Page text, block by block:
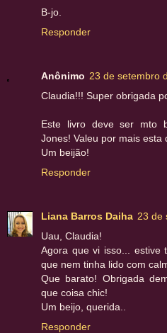
B-jo.
Responder
Anônimo 23 de setembro
Claudia!!! Super obrigada
Este livro deve ser mto
Jones! Valeu por mais esta
Um beijão!
Responder
Liana Barros Daiha 23 de
Uau, Claudia!
Agora que vi isso... estive
que nem tinha lido com
Que barato! Obrigada
que coisa chic!
Um beijo, querida..
Responder